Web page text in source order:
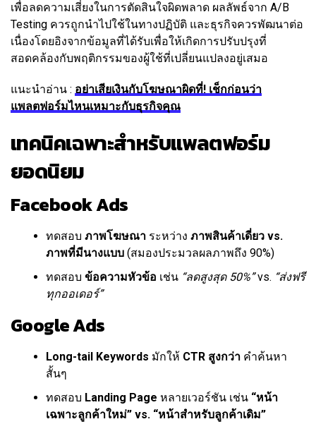
เพื่อลดความเสี่ยงในการตัดสินใจผิดพลาด ผลลัพธ์จาก A/B
Testing ควรถูกนำไปใช้ในทางปฏิบัติ และธุรกิจควรพัฒนาต่อ
เนื่องโดยอิงจากข้อมูลที่ได้รับเพื่อให้เกิดการปรับปรุงที่
สอดคล้องกับพฤติกรรมของผู้ใช้ที่เปลี่ยนแปลงอยู่เสมอ
แนะนำอ่าน : อย่าเสียเงินกับโฆษณาผิดที่! เช็กก่อนว่า
แพลตฟอร์มไหนเหมาะกับธุรกิจคุณ
เทคนิคเฉพาะสำหรับแพลตฟอร์ม
ยอดนิยม
Facebook Ads
ทดสอบ ภาพโฆษณา ระหว่าง ภาพสินค้าเดี่ยว vs.
ภาพที่มีนางแบบ (สมองประมวลผลภาพถึง 90%)
ทดสอบ ข้อความหัวข้อ เช่น “ลดสูงสุด 50%”vs. “ส่งฟรี
ทุกออเดอร์”
Google Ads
Long-tail Keywords มักให้ CTR สูงกว่า คำค้นหา
สั้นๆ
ทดสอบ Landing Page หลายเวอร์ชัน เช่น “หน้า
เฉพาะลูกค้าใหม่” vs. “หน้าสำหรับลูกค้าเดิม”